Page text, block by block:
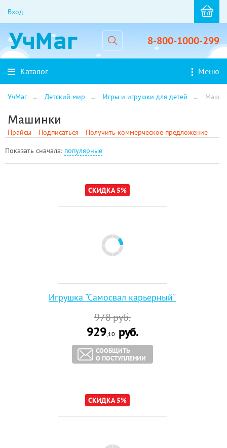
Вход
8-800-1000-299
Каталог Меню
УчМаг Детский мир Игры и игрушки для детей
Машинки
Прайсы Подписаться
Получить коммерческое предложение
Показать cначала: популярные
СКИДКА 5%
Игрушка "Самосвал карьерный"
978руб.
929,10 руб.
СООБЩИТЬ
О ПОСТУПЛЕНИИ
СКИДКА 5%